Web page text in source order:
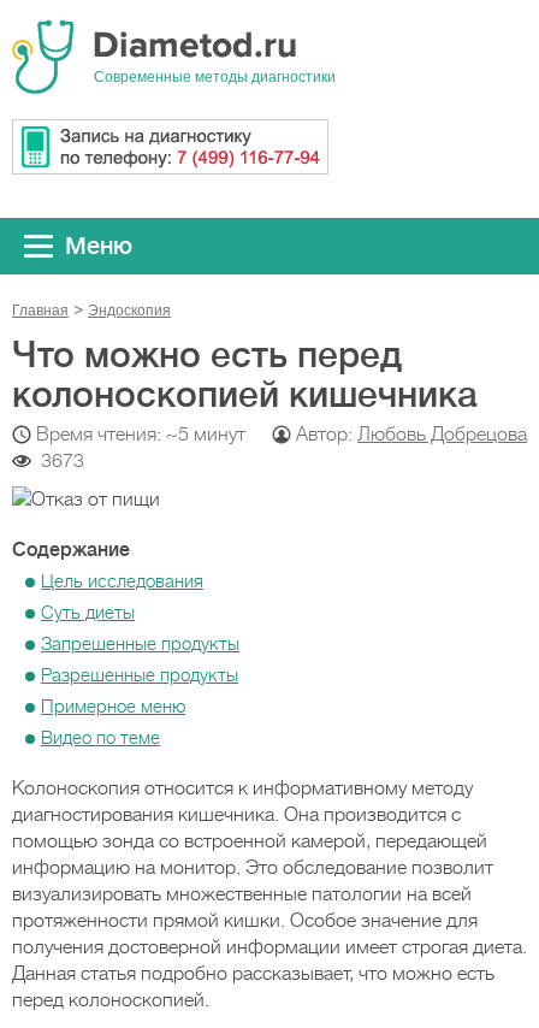
Cовременные методы диагностики
Меню
Главная Эндоскопия
Что можно есть перед
колоноскопией кишечника
Время чтения: ~5 минут Автор: Любовь Добрецова
3673
Содержание
Цель исследования
Суть диеты
Запрешенные продукты
Разрешенные продукты
Примерное меню
Видео по теме
Колоноскопия относится к информативному методу
диагностирования кишечника. Она производится с
помощью зонда со встроенной камерой, передающей
информацию на монитор. Это обследование позволит
визуализировать множественные патологии на всей
протяженности прямой кишки. Особое значение для
получения достоверной информации имеет строгая диета.
Данная статья подробно рассказывает, что можно есть
перед колоноскопией.